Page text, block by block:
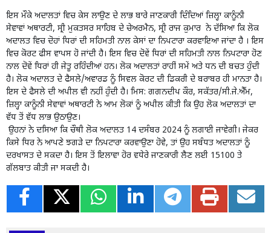
ਇਸ ਮੌਕੇ ਅਦਾਲਤਾਂ ਵਿਚ ਕੇਸ ਲਾਉਣ ਦੇ ਲਾਭ ਬਾਰੇ ਜਾਣਕਾਰੀ ਦਿੰਦਿਆਂ ਜ਼ਿਲ੍ਹਾ ਕਾਨੂੰਨੀ
ਸੇਵਾਵਾਂ ਅਥਾਰਟੀ, ਸ੍ਰੀ ਮੁਕਤਸਰ ਸਾਹਿਬ ਦੇ ਚੇਅਰਮੈਨ, ਸ੍ਰੀ ਰਾਜ ਕੁਮਾਰ ਨੇ ਦੱਸਿਆ ਕਿ ਲੋਕ
ਅਦਾਲਤ ਵਿਚ ਦੋਹਾਂ ਧਿਰਾਂ ਦੀ ਸਹਿਮਤੀ ਨਾਲ ਕੇਸਾਂ ਦਾ ਨਿਪਟਾਰਾ ਕਰਵਾਇਆ ਜਾਂਦਾ ਹੈ । ਇਸ
ਵਿਚ ਕੋਰਟ ਫੀਸ ਵਾਪਸ ਹੋ ਜਾਂਦੀ ਹੈ। ਇਸ ਵਿਚ ਦੋਵੇਂ ਧਿਰਾਂ ਦੀ ਸਹਿਮਤੀ ਨਾਲ ਨਿਪਟਾਰਾ ਹੋਣ
ਨਾਲ ਦੋਵੇਂ ਧਿਰਾਂ ਹੀ ਜੇਤੂ ਰਹਿੰਦੀਆਂ ਹਨ। ਲੋਕ ਅਦਾਲਤਾਂ ਰਾਹੀਂ ਸਮੇਂ ਅਤੇ ਧਨ ਦੀ ਬਚਤ ਹੁੰਦੀ
ਹੈ। ਲੋਕ ਅਦਾਲਤ ਦੇ ਫੈਸਲੇ/ਅਵਾਰਡ ਨੂੰ ਸਿਵਲ ਕੋਰਟ ਦੀ ਡਿਕਰੀ ਦੇ ਬਰਾਬਰ ਹੀ ਮਾਨਤਾ ਹੈ।
ਇਸ ਦੇ ਫੈਸਲੇ ਦੀ ਅਪੀਲ ਵੀ ਨਹੀਂ ਹੁੰਦੀ ਹੈ। ਮਿਸ: ਗਗਨਦੀਪ ਕੌਰ, ਸਕੱਤਰ/ਸੀ.ਜੇ.ਐੱਮ,
ਜ਼ਿਲ੍ਹਾ ਕਾਨੂੰਨੀ ਸੇਵਾਵਾਂ ਅਥਾਰਟੀ ਨੇ ਆਮ ਲੋਕਾਂ ਨੂੰ ਅਪੀਲ ਕੀਤੀ ਕਿ ਉਹ ਲੋਕ ਅਦਾਲਤਾਂ ਦਾ
ਵੱਧ ਤੋਂ ਵੱਧ ਲਾਭ ਉਠਾਉਣ।
ਉਹਨਾਂ ਨੇ ਦਸਿਆ ਕਿ ਚੌਥੀ ਲੋਕ ਅਦਾਲਤ 14 ਦਸੰਬਰ 2024 ਨੂੰ ਲਗਾਈ ਜਾਵੇਗੀ। ਜੇਕਰ
ਕਿਸੇ ਧਿਰ ਨੇ ਆਪਣੇ ਝਗੜੇ ਦਾ ਨਿਪਟਾਰਾ ਕਰਵਾਉਣਾ ਹੋਵੇ, ਤਾਂ ਉਹ ਸਬੰਧਤ ਅਦਾਲਤਾਂ ਨੂੰ
ਦਰਖਾਸਤ ਦੇ ਸਕਦਾ ਹੈ। ਇਸ ਤੋਂ ਇਲਾਵਾ ਹੋਰ ਵਧੇਰੇ ਜਾਣਕਾਰੀ ਲੈਣ ਲਈ 15100 ਤੇ
ਗੱਲਬਾਤ ਕੀਤੀ ਜਾ ਸਕਦੀ ਹੈ।